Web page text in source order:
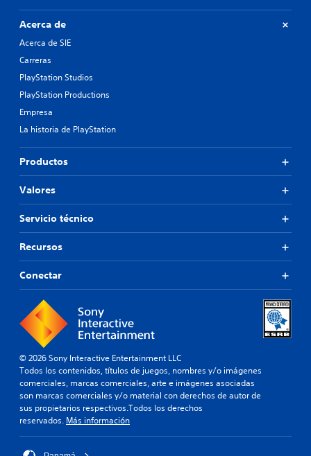
Acerca de
Acerca de SIE
Carreras
PlayStation Studios
PlayStation Productions
Empresa
La historia de PlayStation
Productos
Valores
Servicio técnico
Recursos
Conectar
© 2026 Sony Interactive Entertainment LLC
Todos los contenidos, títulos de juegos, nombres y/o imágenes
comerciales, marcas comerciales, arte e imágenes asociadas
son marcas comerciales y/o material con derechos de autor de
sus propietarios respectivos.Todos los derechos
reservados. Más información